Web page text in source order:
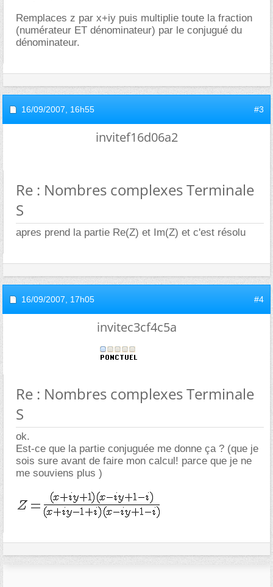
Remplaces z par x+iy puis multiplie toute la fraction
(numérateur ET dénominateur) par le conjugué du
dénominateur.
16/09/2007, 16h55 #3
invitef16d06a2
Re : Nombres complexes Terminale
S
apres prend la partie Re(Z) et Im(Z) et c'est résolu
16/09/2007, 17h05 #4
invitec3cf4c5a
Re : Nombres complexes Terminale
S
ok.
Est-ce que la partie conjuguée me donne ça ? (que je
sois sure avant de faire mon calcul! parce que je ne
me souviens plus )